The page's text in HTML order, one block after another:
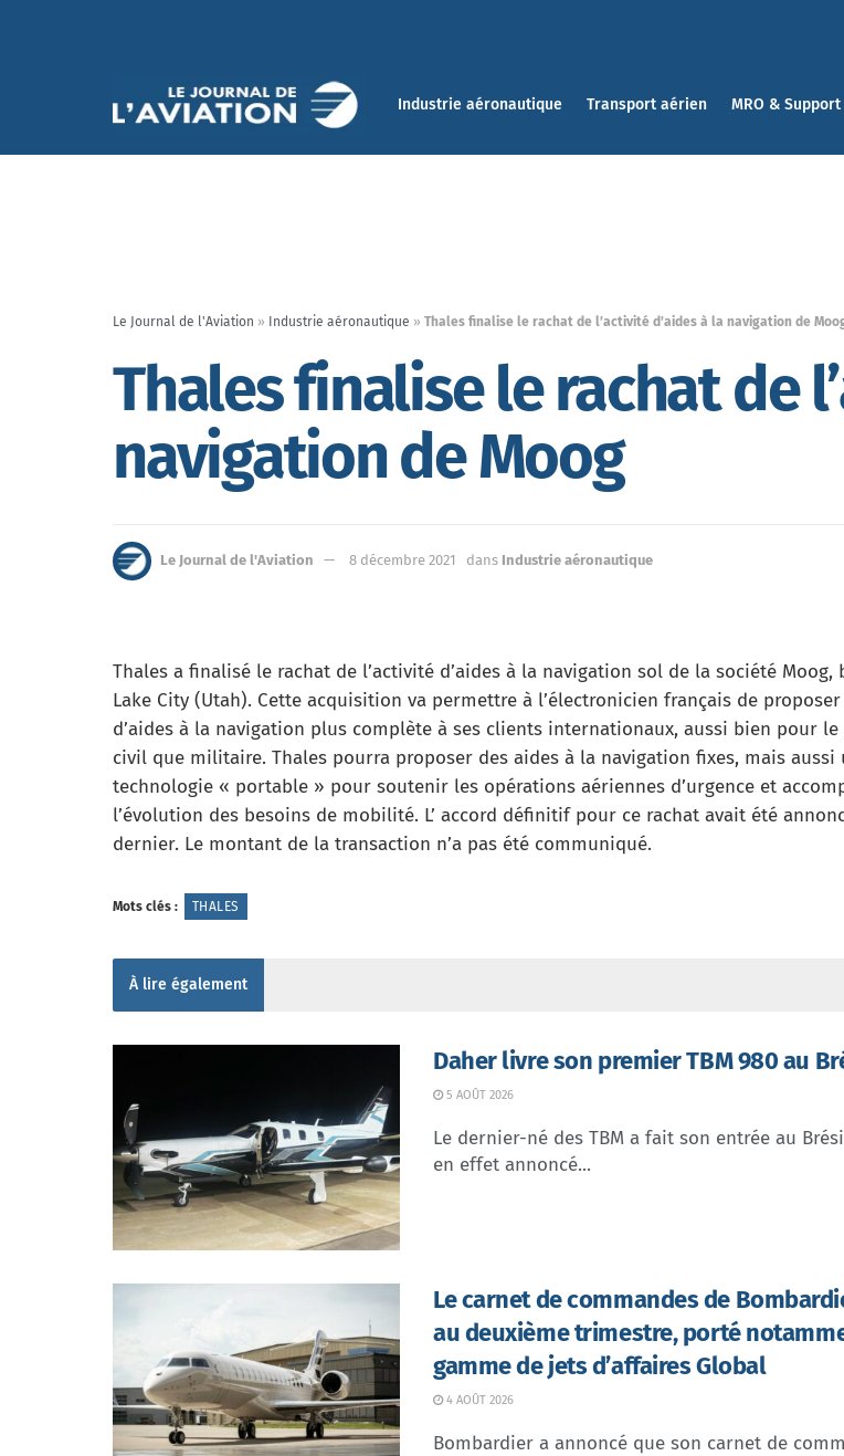
Industrie aéronautique Transport aérien MRO & Support
Le Journal de l'Aviation » Industrie aéronautique » Thales finalise le rachat de l’activité d’aides à la navigation de
Thales finalise le rachat de
navigation de Moog
Le Journal de l'Aviation 8 décembre 2021 dans Industrie aéronautique
Thales a finalisé le rachat de l’activité d’aides à la navigation sol de la société Moog,
Lake City (Utah). Cette acquisition va permettre à l’électronicien français de
d’aides à la navigation plus complète à ses clients internationaux, aussi bien pour le
civil que militaire. Thales pourra proposer des aides à la navigation fixes, mais aussi
technologie « portable » pour soutenir les opérations aériennes d’urgence et
l’évolution des besoins de mobilité. L’ accord définitif pour ce rachat avait été
dernier. Le montant de la transaction n’a pas été communiqué.
Mots clés : THALES
À lire également
Daher livre son premier TBM 980 au
5 AOÛT 2026
Le dernier-né des TBM a fait son entrée au
en effet annoncé...
Le carnet de commandes de
au deuxième trimestre, porté
gamme de jets d’affaires Global
4 AOÛT 2026
Bombardier a annoncé que son carnet de